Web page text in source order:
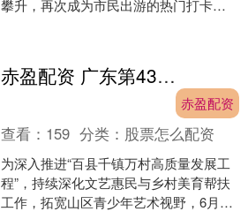
攀升，再次成为市民出游的热门打卡
赤盈配资 广东第43间“影视小屋”落户德庆凤村中学，文艺志愿服务点亮乡村美育
赤盈配资
查看： 159 分类： 股票怎么配资
为深入推进“百县千镇万村高质量发展工
程”，持续深化文艺惠民与乡村美育帮扶
工作，拓宽山区青少年艺术视野，6月17